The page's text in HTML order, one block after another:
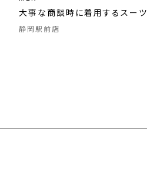
大事な商談時に着用するスーツ
静岡駅前店